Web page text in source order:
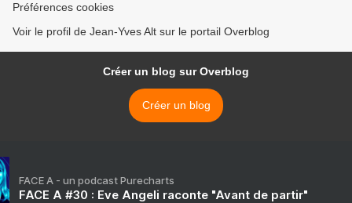
Préférences cookies
Voir le profil de Jean-Yves Alt sur le portail Overblog
Créer un blog sur Overblog
Créer un blog
FACE A - un podcast Purecharts
FACE A #30 : Eve Angeli raconte "Avant de partir"